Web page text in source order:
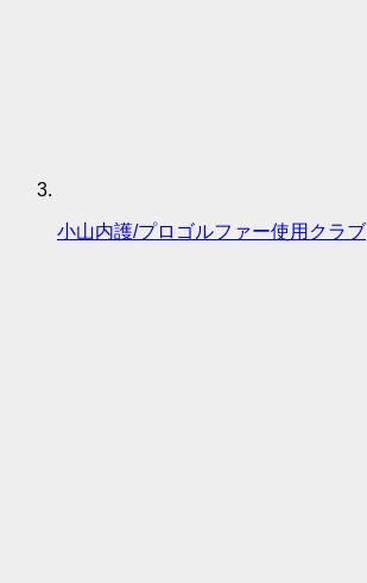
小山内護/プロゴルファー使用クラブ